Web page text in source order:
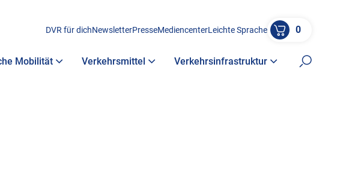
DVR für dichNewsletterPresseMediencenterLeichte Sprache 0
Mobilität Verkehrsmittel Verkehrsinfrastruktur
Suche